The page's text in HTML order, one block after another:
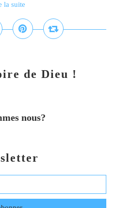
la suite
de Dieu !
nous?